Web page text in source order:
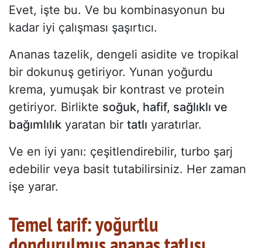
Evet, işte bu. Ve bu kombinasyonun bu
kadar iyi çalışması şaşırtıcı.
Ananas tazelik, dengeli asidite ve tropikal
bir dokunuş getiriyor. Yunan yoğurdu
krema, yumuşak bir kontrast ve protein
getiriyor. Birlikte soğuk, hafif, sağlıklı ve
bağımlılık yaratan bir tatlı yaratırlar.
Ve en iyi yanı: çeşitlendirebilir, turbo şarj
edebilir veya basit tutabilirsiniz. Her zaman
işe yarar.
Temel tarif: yoğurtlu